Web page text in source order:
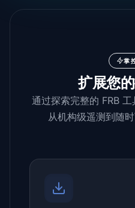
掌
扩展您
通过探索完整的 FRB 工
从机构级遥测到随